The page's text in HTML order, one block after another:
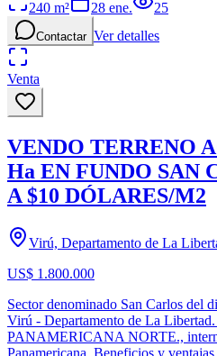
240 m² 28 ene. 25
Contactar Ver detalles
Venta
VENDO TERRENO
Ha EN FUNDO SAN
A $10 DÓLARES/M2
Virú, Departamento de La
US$ 1.800.000
Sector denominado San Carlos del
Virú - Departamento de La
PANAMERICANA NORTE.,